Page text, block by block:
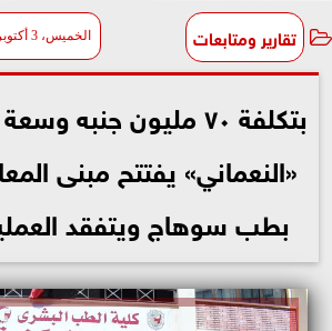
تقارير ومتابعات الخميس، 3 أكتوبر 2024
«النعماني» يفتتح مبنى
بطب سوهاج ويتفقد